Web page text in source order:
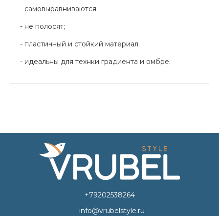
- самовыравниваются;
- не полосят;
- пластичный и стойкий материал;
- идеальны для технки градиента и омбре.
+79202538264
info@vrubelstyle.ru